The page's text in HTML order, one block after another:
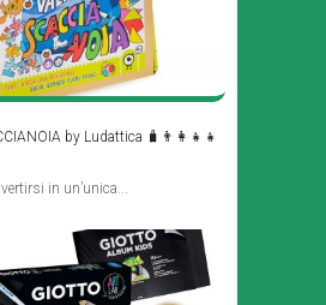
by Ludattica 🧳👨‍👩‍👧‍👧
in un’unica...